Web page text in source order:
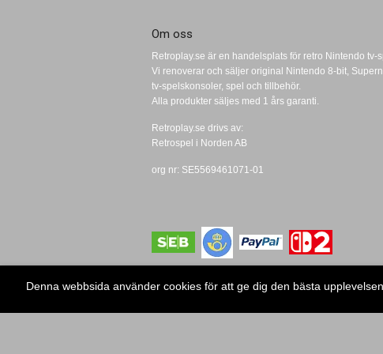
Denna webbsida använder cookies för att ge dig den bästa
Om oss
Retroplay.se är en handelsplats för retro Nintendo tv-
Vi renoverar och säljer original Nintendo 8-bit,
tv-spelskonsoler, spel och tillbehör.
Alla produkter säljes med 1 års garanti.
Retroplay.se drivs av:
Retrospel i Norden AB
org nr: SE5569461071-01